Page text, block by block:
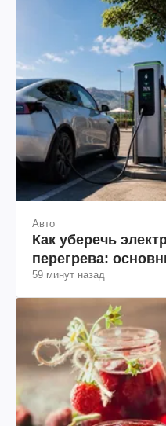
Авто
Как уберечь
перегрева:
59 минут назад